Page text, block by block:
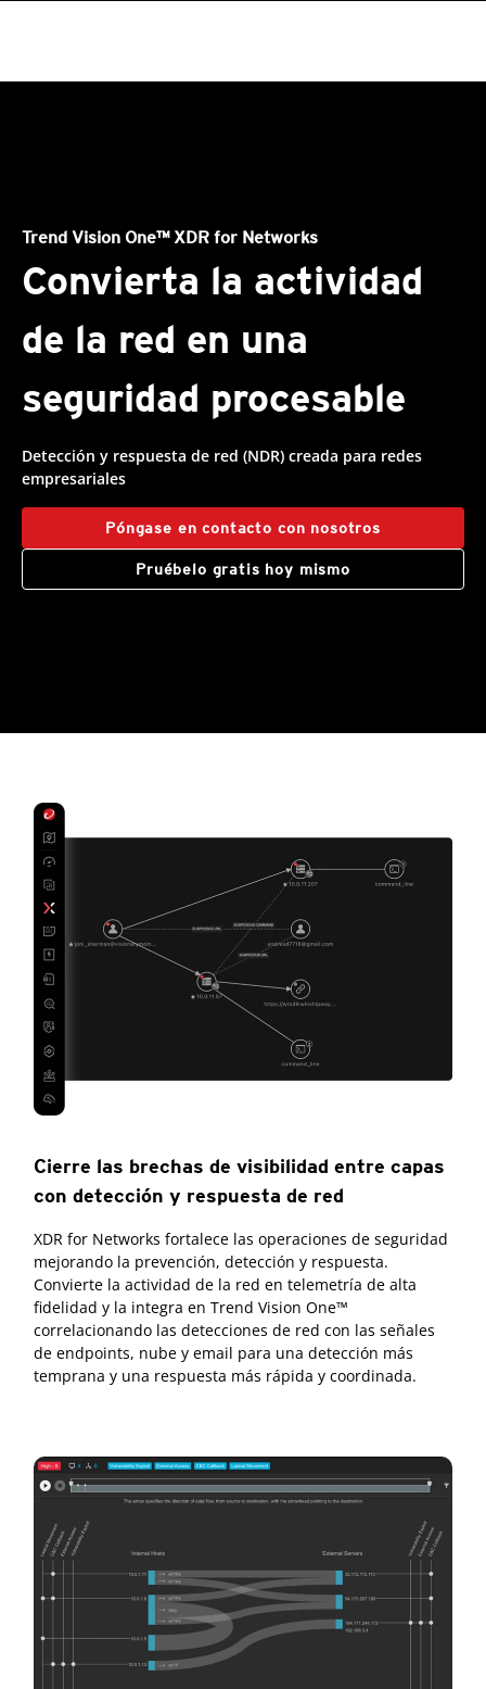
Trend Vision One™ XDR for Networks
Convierta la actividad
de la red en una
seguridad procesable
Detección y respuesta de red (NDR) creada para redes
empresariales
Póngase en contacto con nosotros
Pruébelo gratis hoy mismo
Products
Cierre las brechas de visibilidad entre capas
con detección y respuesta de red
XDR for Networks fortalece las operaciones de seguridad
mejorando la prevención, detección y respuesta.
Convierte la actividad de la red en telemetría de alta
fidelidad y la integra en Trend Vision One™
correlacionando las detecciones de red con las señales
de endpoints, nube y email para una detección más
temprana y una respuesta más rápida y coordinada.
Products